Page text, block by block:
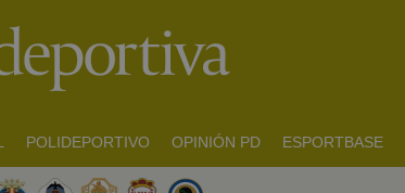
POLIDEPORTIVO OPINIÓN PD ESPORTBASE